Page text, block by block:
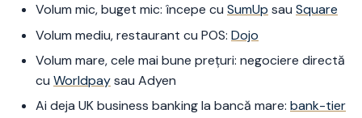
Volum mic, buget mic: începe cu SumUp sau Square
Volum mediu, restaurant cu POS: Dojo
Volum mare, cele mai bune prețuri: negociere directă
cu Worldpaysau Adyen
Ai deja UK business banking la bancă mare: bank-tier